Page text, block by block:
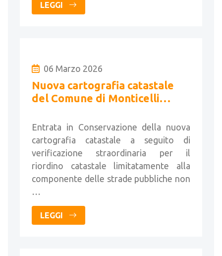
LEGGI
06 Marzo 2026
Nuova cartografia catastale
del Comune di Monticelli
Entrata in Conservazione della nuova
cartografia catastale a seguito di
verificazione straordinaria per il
riordino catastale limitatamente alla
componente delle strade pubbliche non
…
LEGGI